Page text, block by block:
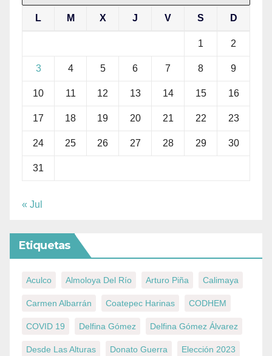
L M X J V S D
1 2
3 4 5 6 7 8 9
10 11 12 13 14 15 16
17 18 19 20 21 22 23
24 25 26 27 28 29 30
31
« Jul
Etiquetas
Aculco Almoloya Del Río Arturo Piña Calimaya
Carmen Albarrán Coatepec Harinas CODHEM
COVID 19 Delfina Gómez Delfina Gómez Álvarez
Desde Las Alturas Donato Guerra Elección 2023